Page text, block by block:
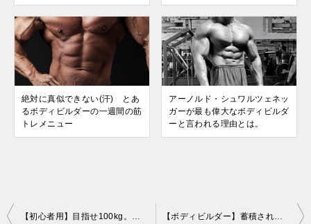
絶対に真似できない(汗) とあ
るボディビルダーの一週間の筋
トレメニュー
アーノルド・シュワルツェネッ
ガーが最も偉大なボディビルダ
ーと言われる理由とは。
投
【初心者用】目指せ100kg。基本的なベンチプレスのフォームの作り方とは。 【ボディビルダー】蓄積された技術。ジュラシック木澤式肩トレーニングを学ぶ。